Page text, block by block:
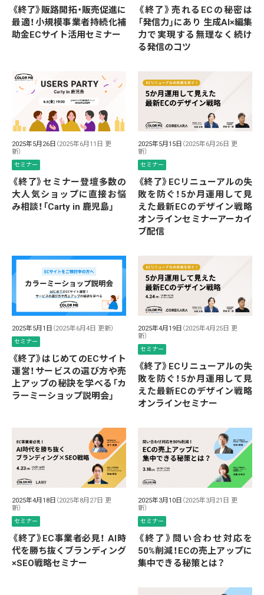
《終了》販路開拓・販売促進に
最適！小規模事業者持続化補
助金ECサイト活用セミナー
《終了》売れるECの秘密は
「発信力」にあり 生成AI×編集
力で実現する無理なく続け
る発信のコツ
2025年5月26日 （2025年6月11日 更
新）
セミナー
《終了》セミナー登壇多数の
大人気ショップに直接お悩
み相談！「Carty in 鹿児島」
2025年5月15日 （2025年6月26日 更
新）
セミナー
《終了》ECリニューアルの失
敗を防ぐ！5か月運用して見
えた最新ECのデザイン戦略
オンラインセミナーアーカイ
ブ配信
2025年5月1日 （2025年6月4日 更新）
セミナー
《終了》はじめてのECサイト
運営！サービスの選び方や売
上アップの秘訣を学べる「カ
ラーミーショップ説明会」
2025年4月19日 （2025年4月25日 更
新）
セミナー
《終了》ECリニューアルの失
敗を防ぐ！5か月運用して見
えた最新ECのデザイン戦略
オンラインセミナー
2025年4月18日 （2025年8月27日 更
新）
セミナー
《終了》EC事業者必見！ AI時
代を勝ち抜くブランディング
×SEO戦略セミナー
2025年3月10日 （2025年3月21日 更
新）
セミナー
《終了》問い合わせ対応を
50%削減！ECの売上アップに
集中できる秘策とは？